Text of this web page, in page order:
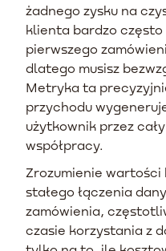
żadnego zysku na
klienta bardzo często
pierwszego
dlatego musisz
Metryka ta
przychodu
użytkownik przez
współpracy.
Zrozumienie
stałego łączenia
zamówienia,
czasie korzystania z